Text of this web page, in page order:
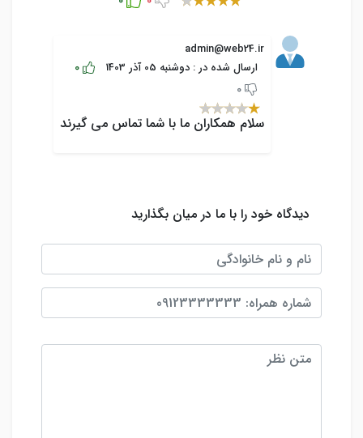
admin@web24.ir
ارسال شده در : دوشنبه 05 آذر 1403
0
0
سلام همکاران ما با شما تماس می گیرند
دیدگاه خود را با ما در میان بگذارید